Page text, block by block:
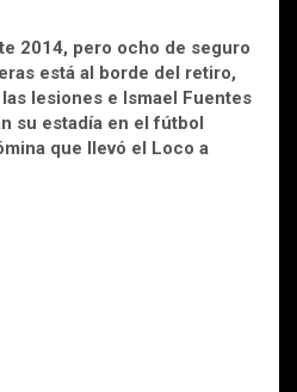
p
ar
tir
2014, pero ocho de seguro
está al borde del retiro,
lesiones e Ismael Fuentes
su estadía en el fútbol
que llevó el Loco a